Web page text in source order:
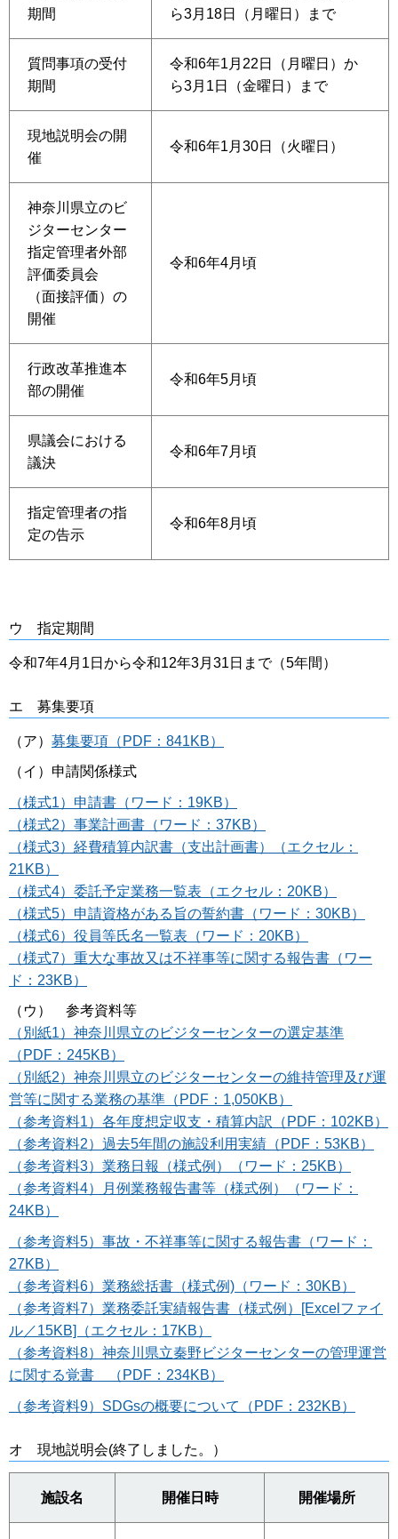
期間
ら3月18日（月曜日）まで
質問事項の受付
期間
令和6年1月22日（月曜日）か
ら3月1日（金曜日）まで
現地説明会の開
催
令和6年1月30日（火曜日）
神奈川県立のビ
ジターセンター
指定管理者外部
評価委員会
（面接評価）の
開催
令和6年4月頃
行政改革推進本
部の開催
令和6年5月頃
県議会における
議決
令和6年7月頃
指定管理者の指
定の告示
令和6年8月頃
ウ 指定期間
令和7年4月1日から令和12年3月31日まで（5年間）
エ 募集要項
（ア） 募集要項（PDF：841KB）
（イ）申請関係様式
（様式1）申請書（ワード：19KB）
（様式2）事業計画書（ワード：37KB）
（様式3）経費積算内訳書（支出計画書）（エクセル：
21KB）
（様式4）委託予定業務一覧表（エクセル：20KB）
（様式5）申請資格がある旨の誓約書（ワード：30KB）
（様式6）役員等氏名一覧表（ワード：20KB）
（様式7）重大な事故又は不祥事等に関する報告書（ワー
ド：23KB）
（ウ） 参考資料等
（別紙1）神奈川県立のビジターセンターの選定基準
（PDF：245KB）
（別紙2）神奈川県立のビジターセンターの維持管理及び運
営等に関する業務の基準（PDF：1,050KB）
（参考資料1）各年度想定収支・積算内訳（PDF：102KB）
（参考資料2）過去5年間の施設利用実績（PDF：53KB）
（参考資料3）業務日報（様式例）（ワード：25KB）
（参考資料4）月例業務報告書等（様式例）（ワード：
24KB）
（参考資料5）事故・不祥事等に関する報告書（ワード：
27KB）
（参考資料6）業務総括書（様式例)（ワード：30KB）
（参考資料7）業務委託実績報告書（様式例）[Excelファイ
ル／15KB]（エクセル：17KB）
（参考資料8）神奈川県立秦野ビジターセンターの管理運営
に関する覚書 （PDF：234KB）
（参考資料9）SDGsの概要について（PDF：232KB）
オ 現地説明会(終了しました。）
施設名 開催日時 開催場所